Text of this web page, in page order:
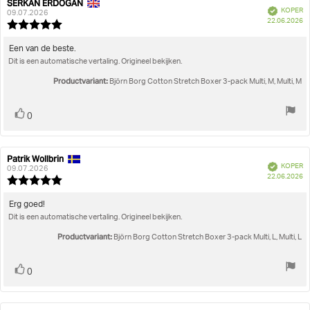
Auteur
van
deze
beoordeling:
SERKAN ERDOGAN
09.07.2026
uit
Geverifieerd
KOPER
22.06.2026
Beoordelingstekst:
Een van de beste.
Dit is een automatische vertaling. Origineel bekijken.
Productvariant: Björn Borg Cotton Stretch Boxer 3-pack Multi, M, Multi, M
Stem
0
Auteur
van
deze
beoordeling:
Patrik Wollbrin
09.07.2026
Geverifieerd
KOPER
22.06.2026
Beoordelingstekst:
Erg goed!
Dit is een automatische vertaling. Origineel bekijken.
Productvariant: Björn Borg Cotton Stretch Boxer 3-pack Multi, L, Multi, L
Stem
0